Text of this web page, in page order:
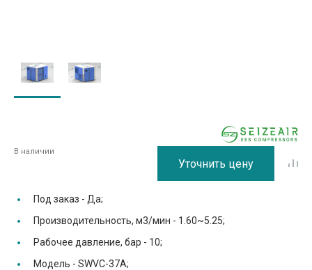
В наличии
Уточнить цену
Под заказ - Да;
Производительность, м3/мин - 1.60~5.25;
Рабочее давление, бар - 10;
Модель - SWVC-37A;